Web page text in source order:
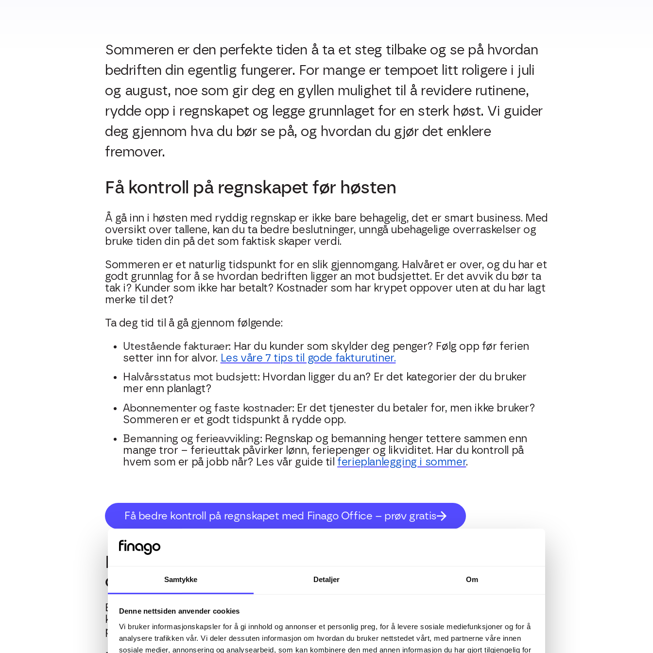
Samtykke Detaljer Om
Denne nettsiden anvender cookies
Vi bruker informasjonskapsler for å gi innhold og annonser et personlig preg, for å levere sosiale mediefunksjoner og for å
analysere trafikken vår. Vi deler dessuten informasjon om hvordan du bruker nettstedet vårt, med partnerne våre innen
sosiale medier, annonsering og analysearbeid, som kan kombinere den med annen informasjon du har gjort tilgjengelig for
Sommeren er den perfekte tiden å ta et steg tilbake og se på hvordan
bedriften din egentlig fungerer. For mange er tempoet litt roligere i juli
og august, noe som gir deg en gyllen mulighet til å revidere rutinene,
rydde opp i regnskapet og legge grunnlaget for en sterk høst. Vi guider
deg gjennom hva du bør se på, og hvordan du gjør det enklere
fremover.
Få kontroll på regnskapet før høsten
Å gå inn i høsten med ryddig regnskap er ikke bare behagelig, det er smart business. Med
oversikt over tallene, kan du ta bedre beslutninger, unngå ubehagelige overraskelser og
bruke tiden din på det som faktisk skaper verdi.
Sommeren er et naturlig tidspunkt for en slik gjennomgang. Halvåret er over, og du har et
godt grunnlag for å se hvordan bedriften ligger an mot budsjettet. Er det avvik du bør ta
tak i? Kunder som ikke har betalt? Kostnader som har krypet oppover uten at du har lagt
merke til det?
Ta deg tid til å gå gjennom følgende:
Utestående fakturaer: Har du kunder som skylder deg penger? Følg opp før ferien
setter inn for alvor. Les våre 7 tips til gode fakturutiner.
Halvårsstatus mot budsjett: Hvordan ligger du an? Er det kategorier der du bruker
mer enn planlagt?
Abonnementer og faste kostnader: Er det tjenester du betaler for, men ikke bruker?
Sommeren er et godt tidspunkt å rydde opp.
Bemanning og ferieavvikling: Regnskap og bemanning henger tettere sammen enn
mange tror – ferieuttak påvirker lønn, feriepenger og likviditet. Har du kontroll på
hvem som er på jobb når? Les vår guide til ferieplanlegging i sommer.
Få bedre kontroll på regnskapet med Finago Office – prøv gratis
Hvordan føre regnskap når bilag og rutiner hoper seg
opp
En av de vanligste utfordringene for små og mellomstore bedrifter er at bilag og
kvitteringer hoper seg opp i perioder med høyt tempo. Plutselig sitter du med en bunke
papirer og et halvår med ufullstendig bokføring.